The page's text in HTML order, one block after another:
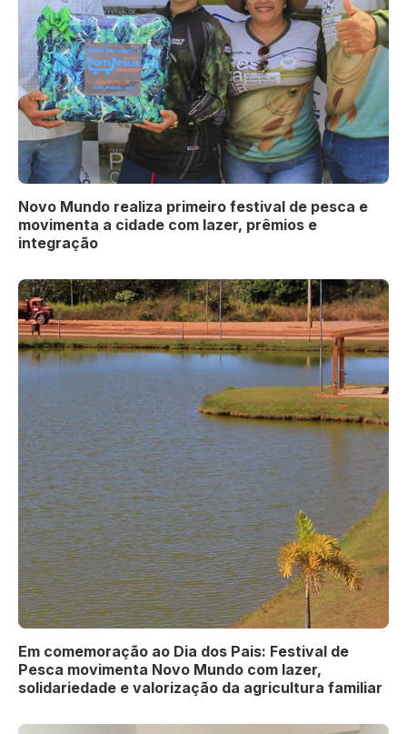
Novo Mundo realiza primeiro festival de pesca e
movimenta a cidade com lazer, prêmios e
integração
Em comemoração ao Dia dos Pais: Festival de
Pesca movimenta Novo Mundo com lazer,
solidariedade e valorização da agricultura familiar